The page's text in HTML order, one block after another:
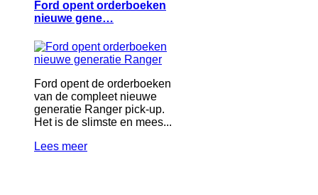
Ford opent orderboeken
nieuwe gene…
Ford opent de orderboeken
van de compleet nieuwe
generatie Ranger pick-up.
Het is de slimste en mees...
Lees meer